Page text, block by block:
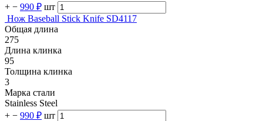
+ − 990 ₽ шт
Нож Baseball Stick Knife SD4117
Общая длина
275
Длина клинка
95
Толщина клинка
3
Марка стали
Stainless Steel
+ − 990 ₽ шт